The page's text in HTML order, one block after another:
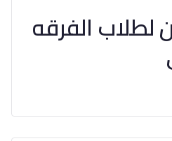
لطلاب الفرقه